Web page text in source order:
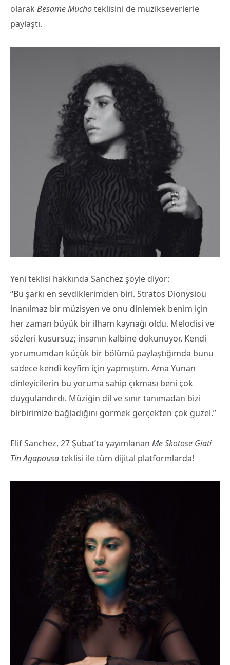
olarak Besame Muchoteklisini de müzikseverlerle
paylaştı.
Yeni teklisi hakkında Sanchez şöyle diyor:
“Bu şarkı en sevdiklerimden biri. Stratos Dionysiou
inanılmaz bir müzisyen ve onu dinlemek benim için
her zaman büyük bir ilham kaynağı oldu. Melodisi ve
sözleri kusursuz; insanın kalbine dokunuyor. Kendi
yorumumdan küçük bir bölümü paylaştığımda bunu
sadece kendi keyfim için yapmıştım. Ama Yunan
dinleyicilerin bu yoruma sahip çıkması beni çok
duygulandırdı. Müziğin dil ve sınır tanımadan bizi
birbirimize bağladığını görmek gerçekten çok güzel.”
Elif Sanchez, 27 Şubat’ta yayımlanan Me Skotose Giati
Tin Agapousateklisi ile tüm dijital platformlarda!